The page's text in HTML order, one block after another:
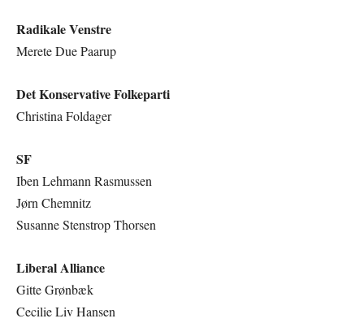
Radikale Venstre
Merete Due Paarup
Det Konservative Folkeparti
Christina Foldager
SF
Iben Lehmann Rasmussen
Jørn Chemnitz
Susanne Stenstrop Thorsen
Liberal Alliance
Gitte Grønbæk
Cecilie Liv Hansen